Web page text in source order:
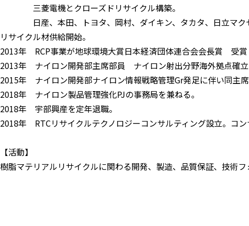
三菱電機とクローズドリサイクル構築。
日産、本田、トヨタ、岡村、ダイキン、タカタ、日立マク
リサイクル材供給開始。
2013年 RCP事業が地球環境大賞日本経済団体連合会会長賞 受賞
2013年 ナイロン開発部主席部員 ナイロン射出分野海外拠点確立
2015年 ナイロン開発部ナイロン情報戦略管理Gr発足に伴い同主席
2018年 ナイロン製品管理強化PJの事務局を兼ねる。
2018年 宇部興産を定年退職。
2018年 RTCリサイクルテクノロジーコンサルティング設立。コン
【活動】
樹脂マテリアルリサイクルに関わる開発、製造、品質保証、技術